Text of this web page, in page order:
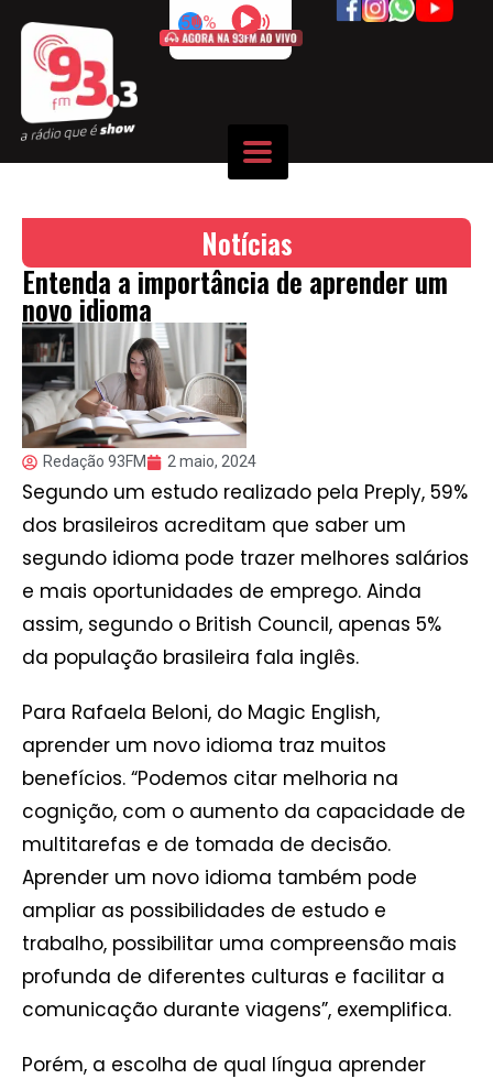
50%
Notícias
Entenda a importância de aprender um
novo idioma
Redação 93FM 2 maio, 2024
Segundo um estudo realizado pela Preply, 59%
dos brasileiros acreditam que saber um
segundo idioma pode trazer melhores salários
e mais oportunidades de emprego. Ainda
assim, segundo o British Council, apenas 5%
da população brasileira fala inglês.
Para Rafaela Beloni, do Magic English,
aprender um novo idioma traz muitos
benefícios. “Podemos citar melhoria na
cognição, com o aumento da capacidade de
multitarefas e de tomada de decisão.
Aprender um novo idioma também pode
ampliar as possibilidades de estudo e
trabalho, possibilitar uma compreensão mais
profunda de diferentes culturas e facilitar a
comunicação durante viagens”, exemplifica.
Porém, a escolha de qual língua aprender